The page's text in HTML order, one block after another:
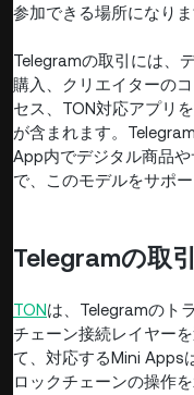
参加できる場所になりま
Telegramの取引には、
購入、クリエイターの
セス、TON対応アプリ
が含まれます。
App内でデジタル商品
で、このモデルをサポー
Telegramの取
TONは、Telegramのト
チェーン接続レイヤー
て、対応するMini Apps
ロックチェーンの操作